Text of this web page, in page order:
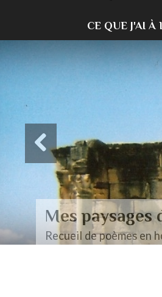
CE QUE J'AI À
Des
Mon